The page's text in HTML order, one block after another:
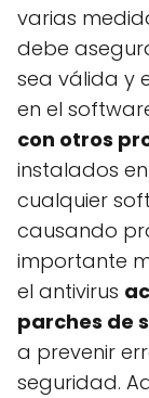
varias
debe
sea válida y
en el
con otros
instalados
cualquier
causando
importante
el antivirus
parches de
a prevenir
seguridad.